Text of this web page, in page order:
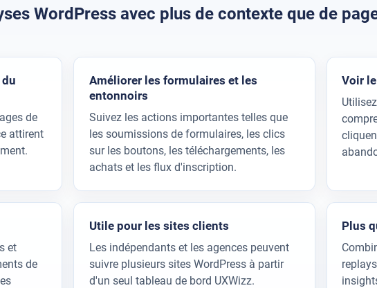
WordPress avec plus de contexte que de
de
attirent
Améliorer les formulaires et les
entonnoirs
Suivez les actions importantes telles que
les soumissions de formulaires, les clics
sur les boutons, les téléchargements, les
achats et les flux d'inscription.
Voir
et
de
Utile pour les sites clients
Les indépendants et les agences peuvent
suivre plusieurs sites WordPress à partir
d'un seul tableau de bord UXWizz.
Plus